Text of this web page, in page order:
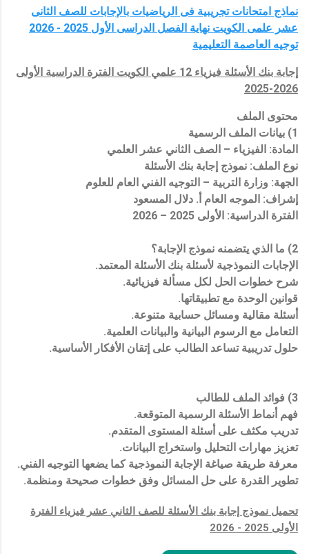
نماذج امتحانات تجريبية فى الرياضيات بالإجابات للصف الثانى
عشر علمى الكويت نهاية الفصل الدراسى الأول 2025 - 2026
توجيه العاصمة التعليمية
إجابة بنك الأسئلة فيزياء 12 علمي الكويت الفترة الدراسية الأولى
2026-2025
محتوى الملف
1) بيانات الملف الرسمية
المادة: الفيزياء – الصف الثاني عشر العلمي
نوع الملف: نموذج إجابة بنك الأسئلة
الجهة: وزارة التربية – التوجيه الفني العام للعلوم
إشراف: الموجه العام أ. دلال المسعود
الفترة الدراسية: الأولى 2025 – 2026
2) ما الذي يتضمنه نموذج الإجابة؟
الإجابات النموذجية لأسئلة بنك الأسئلة المعتمد.
شرح خطوات الحل لكل مسألة فيزيائية.
قوانين الوحدة مع تطبيقاتها.
أسئلة مقالية ومسائل حسابية متنوعة.
التعامل مع الرسوم البيانية والبيانات العلمية.
حلول تدريبية تساعد الطالب على إتقان الأفكار الأساسية.
3) فوائد الملف للطالب
فهم أنماط الأسئلة الرسمية المتوقعة.
تدريب مكثف على أسئلة المستوى المتقدم.
تعزيز مهارات التحليل واستخراج البيانات.
معرفة طريقة صياغة الإجابة النموذجية كما يضعها التوجيه الفني.
تطوير القدرة على حل المسائل وفق خطوات صحيحة ومنظمة.
تحميل نموذج إجابة بنك الأسئلة للصف الثاني عشر فيزياء الفترة
الأولى 2025 - 2026